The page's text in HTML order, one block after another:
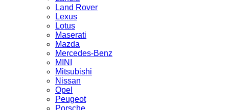
Land Rover
Lexus
Lotus
Maserati
Mazda
Mercedes-Benz
MINI
Mitsubishi
Nissan
Opel
Peugeot
Porsche